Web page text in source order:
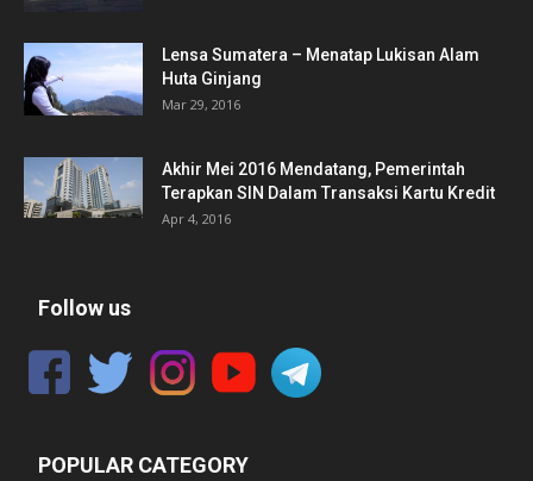
Lensa Sumatera – Menatap Lukisan Alam
Huta Ginjang
Mar 29, 2016
Akhir Mei 2016 Mendatang, Pemerintah
Terapkan SIN Dalam Transaksi Kartu Kredit
Apr 4, 2016
Follow us
POPULAR CATEGORY